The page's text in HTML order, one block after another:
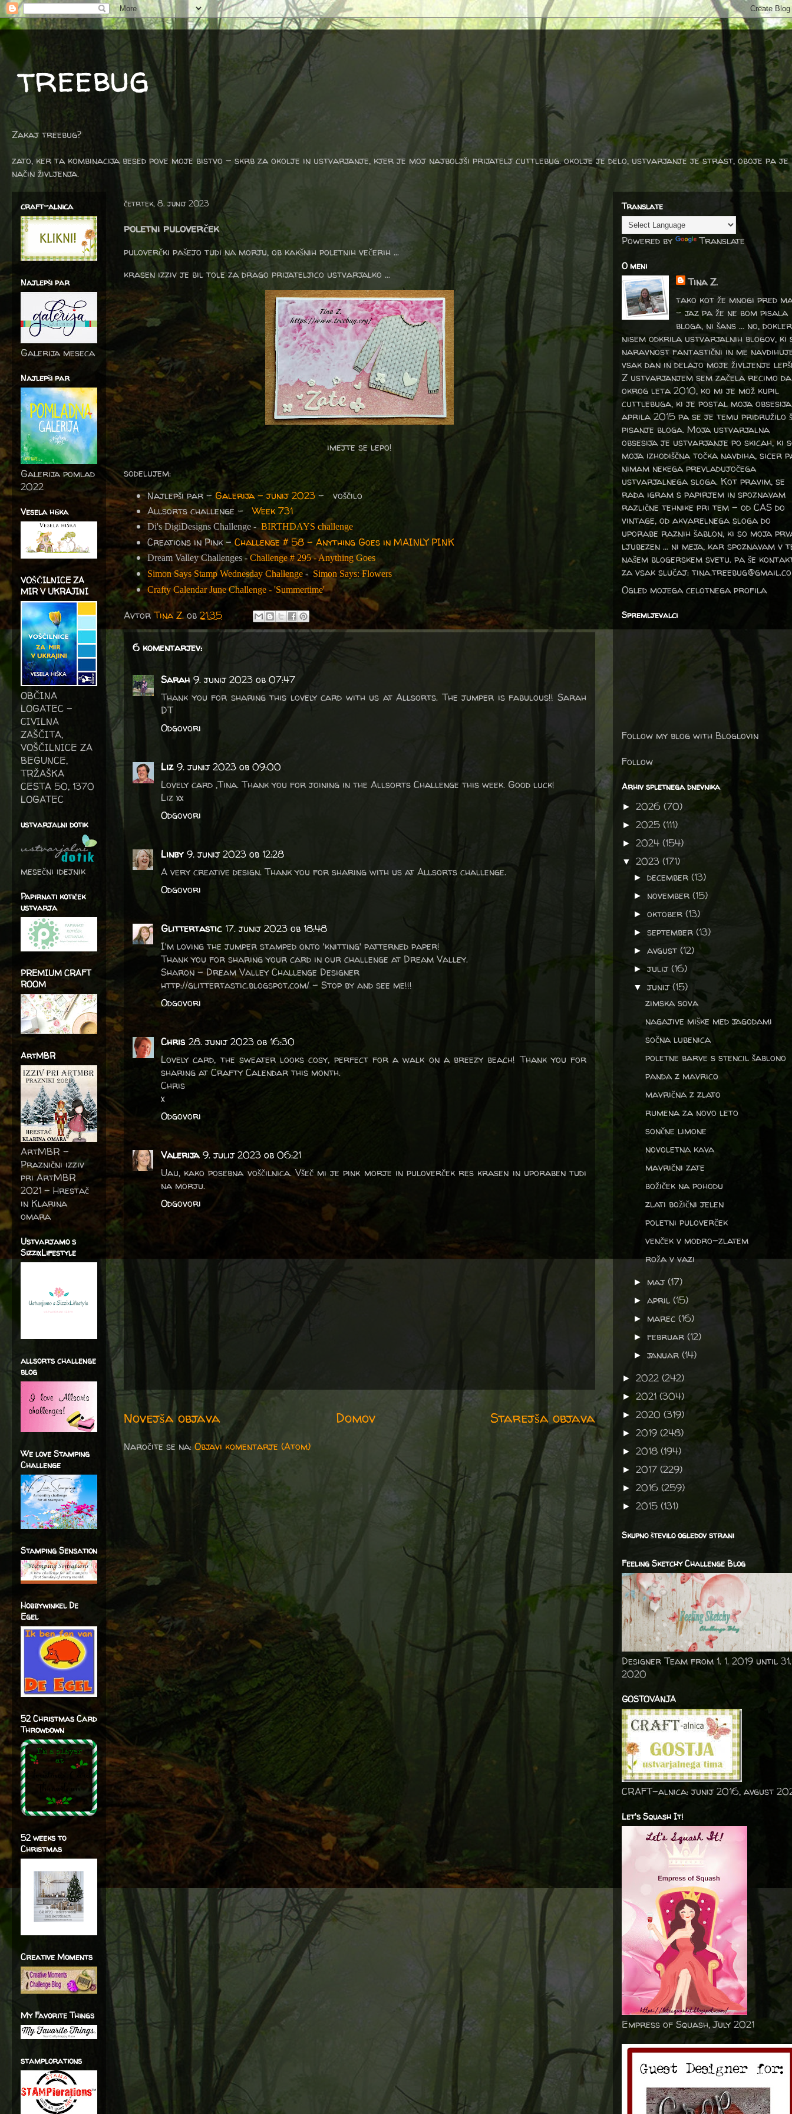
treebug
Zakaj treebug?
zato, ker ta kombinacija besed pove moje bistvo - skrb za okolje in ustvarjanje, kjer je moj najboljši prijatelj cuttlebug. okolje je delo, ustvarjanje je strast, oboje pa je
način življenja.
četrtek, 8. junij 2023
poletni puloverček
puloverčki pašejo tudi na morju, ob kakšnih poletnih večerih ...
krasen izziv je bil tole za drago prijateljico ustvarjalko ...
imejte se lepo!
sodelujem:
Najlepši par - Galerija – junij 2023 - voščilo
Allsorts challenge -Week 731
Di's DigiDesigns Challenge - BIRTHDAYS challenge
Creations in Pink -Challenge # 58 - Anything Goes in MAINLY PINK
Dream Valley Challenges - Challenge # 295 - Anything Goes
Simon Says Stamp Wednesday Challenge- Simon Says: Flowers
Crafty Calendar June Challenge - 'Summertime'
AvtorTina Z. ob 21:35
6 komentarjev:
Sarah 9. junij 2023 ob 07:47
Thank you for sharing this lovely card with us at Allsorts. The jumper is fabulous!! Sarah
DT
Odgovori
Liz 9. junij 2023 ob 09:00
Lovely card ,Tina. Thank you for joining in the Allsorts Challenge this week. Good luck!
Liz xx
Odgovori
Linby 9. junij 2023 ob 12:28
A very creative design. Thank you for sharing with us at Allsorts challenge.
Odgovori
Glittertastic 17. junij 2023 ob 18:48
I'm loving the jumper stamped onto 'knitting' patterned paper!
Thank you for sharing your card in our challenge at Dream Valley.
Sharon – Dream Valley Challenge Designer
http://glittertastic.blogspot.com/ - Stop by and see me!!!
Odgovori
Chris 28. junij 2023 ob 16:30
Lovely card, the sweater looks cosy, perfect for a walk on a breezy beach! Thank you for
sharing at Crafty Calendar this month.
Chris
x
Odgovori
Valerija 9. julij 2023 ob 06:21
Uau, kako posebna voščilnica. Všeč mi je pink morje in puloverček res krasen in uporaben tudi
na morju.
Odgovori
Novejša objava Starejša objava
Domov
Naročite se na: Objavi komentarje (Atom)
craft-alnica
Najlepši par
Galerija meseca
Najlepši par
Galerija pomlad
2022
Vesela hiška
VOŠČILNICE ZA
MIR V UKRAJINI
OBČINA
LOGATEC -
CIVILNA
ZAŠČITA,
VOŠČILNICE ZA
BEGUNCE,
TRŽAŠKA
CESTA 50, 1370
LOGATEC
ustvarjalni dotik
mesečni idejnik
Papirnati kotiček
ustvarja
PREMIUM CRAFT
ROOM
ArtMBR
ArtMBR -
Praznični izziv
pri ArtMBR
2021 – Hrestač
in Klarina
omara
Ustvarjamo s
SizzixLifestyle
allsorts challenge
blog
We love Stamping
Challenge
Stamping Sensation
Hobbywinkel De
Egel
52 Christmas Card
Throwdown
52 weeks to
Christmas
Creative Moments
My Favorite Things
stamplorations
Translate
Powered by Translate
O meni
Tina Z.
tako kot že mnogi pred
- jaz pa že ne bom pisala
bloga, ni šans ... no, dokler
nisem odkrila ustvarjalnih blogov, ki
naravnost fantastični in me
vsak dan in delajo moje življenje
Z ustvarjanjem sem začela recimo da
okrog leta 2010, ko mi je mož kupil
cuttlebuga, ki je postal moja
aprila 2015 pa se je temu pridružilo
pisanje bloga. Moja ustvarjalna
obsesija je ustvarjanje po skicah, ki
moja izhodiščna točka navdiha, sicer
nimam nekega prevladujočega
ustvarjalnega sloga. Kot pravim, se
rada igram s papirjem in spoznavam
različne tehnike pri tem – od CAS do
vintage, od akvarelnega sloga do
uporabe raznih šablon, ki so moja
ljubezen … ni meja, kar spoznavam v
našem blogerskem svetu. pa še
za vsak slučaj:
Ogled mojega celotnega profila
Spremljevalci
Follow my blog with Bloglovin
Follow
Arhiv spletnega dnevnika
► 2026 (70)
► 2025 (111)
► 2024 (154)
▼ 2023 (171)
►december(13)
► november(15)
►oktober(13)
►september(13)
►avgust(12)
►julij(16)
▼junij(15)
zimska sova
nagajive miške med jagodami
sočna lubenica
poletne barve s stencil šablono
panda z mavrico
mavrična z zlato
rumena za novo leto
sončne limone
novoletna kava
mavrični zate
božiček na pohodu
zlati božični jelen
poletni puloverček
venček v modro-zlatem
roža v vazi
► maj(17)
►april(15)
► marec(16)
►februar(12)
►januar(14)
► 2022 (242)
► 2021 (304)
► 2020 (319)
► 2019 (248)
► 2018 (194)
► 2017 (229)
► 2016 (259)
► 2015 (131)
Skupno število ogledov strani
Feeling Sketchy Challenge Blog
Designer Team from 1. 1. 2019 until
2020
GOSTOVANJA
CRAFT-alnica: junij 2016, avgust
Let's Squash It!
Empress of Squash, July 2021